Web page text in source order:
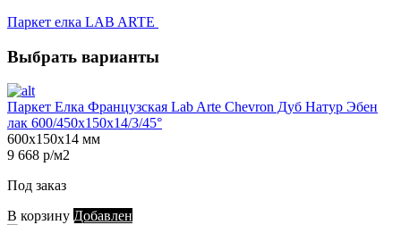
Паркет елка LAB ARTE
Выбрать варианты
Паркет Елка Французская Lab Arte Chevron Дуб Натур Эбен
лак 600/450х150х14/3/45°
600х150х14 мм
9 668 р/м2
Под заказ
В корзину Добавлен